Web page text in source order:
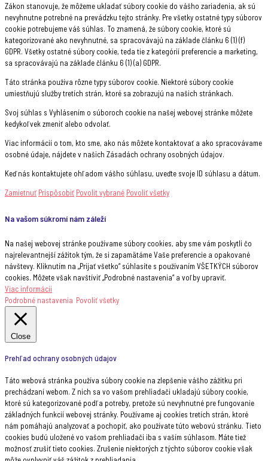
Zákon stanovuje, že môžeme ukladať súbory cookie do vášho zariadenia, ak sú
nevyhnutne potrebné na prevádzku tejto stránky. Pre všetky ostatné typy súborov
cookie potrebujeme váš súhlas. To znamená, že súbory cookie, ktoré sú
kategorizované ako nevyhnutné, sa spracovávajú na základe článku 6 (1) (f)
GDPR. Všetky ostatné súbory cookie, teda tie z kategórií preferencie a marketing,
sa spracovávajú na základe článku 6 (1) (a) GDPR.
Táto stránka používa rôzne typy súborov cookie. Niektoré súbory cookie
umiestňujú služby tretích strán, ktoré sa zobrazujú na našich stránkach.
Svoj súhlas s Vyhlásením o súboroch cookie na našej webovej stránke môžete
kedykoľvek zmeniť alebo odvolať.
Viac informácií o tom, kto sme, ako nás môžete kontaktovať a ako spracovávame
osobné údaje, nájdete v našich Zásadách ochrany osobných údajov.
Keď nás kontaktujete ohľadom vášho súhlasu, uveďte svoje ID súhlasu a dátum.
Zamietnuť Prispôsobiť Povolit vybrané Povoliť všetky
Na vašom súkromí nám záleží
Na našej webovej stránke používame súbory cookies, aby sme vám poskytli čo
najrelevantnejší zážitok tým, že si zapamätáme Vaše preferencie a opakované
návštevy. Kliknutím na „Prijať všetko“ súhlasíte s používaním VŠETKÝCH súborov
cookies. Môžete však navštíviť „Podrobné nastavenia“ a voľby upraviť.
Viac informácii
Podrobné nastavenia Povoliť všetky
Close
Prehľad ochrany osobných údajov
Táto webová stránka používa súbory cookie na zlepšenie vášho zážitku pri
prechádzaní webom. Z nich sa vo vašom prehliadači ukladajú súbory cookie,
ktoré sú kategorizované podľa potreby, pretože sú nevyhnutné pre fungovanie
základných funkcií webovej stránky. Používame aj cookies tretích strán, ktoré
nám pomáhajú analyzovať a pochopiť, ako používate túto webovú stránku. Tieto
cookies budú uložené vo vašom prehliadači iba s vaším súhlasom. Máte tiež
možnosť zrušiť tieto cookies. Zrušenie niektorých z týchto súborov cookie však